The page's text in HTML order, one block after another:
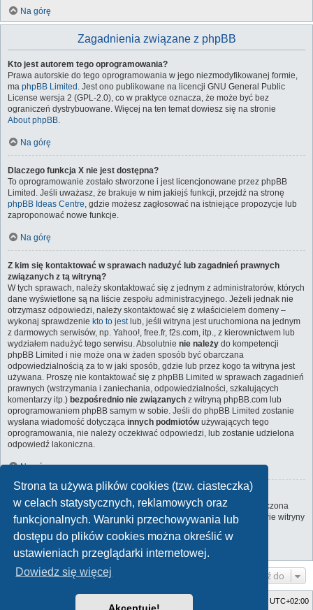
Strona ta używa plików cookies (tzw. ciasteczka)
w celach statystycznych, reklamowych oraz
funkcjonalnych. Warunki przechowywania lub
dostępu do plików cookies można określić w
ustawieniach przeglądarki internetowej.
Dowiedz się więcej
Na górę
Zagadnienia związane z phpBB
Kto jest autorem tego oprogramowania?
Prawa autorskie do tego oprogramowania w jego niezmodyfikowanej formie,
ma phpBB Limited . Jest ono publikowane na licencji GNU General Public
License wersja 2 (GPL-2.0), co w praktyce oznacza, że może być bez
ograniczeń dystrybuowane. Więcej na ten temat dowiesz się na stronie
About phpBB.
Na górę
Dlaczego funkcja X nie jest dostępna?
To oprogramowanie zostało stworzone i jest licencjonowane przez phpBB
Limited. Jeśli uważasz, że brakuje w nim jakiejś funkcji, przejdź na stronę
phpBB Ideas Centre, gdzie możesz zagłosować na istniejące propozycje lub
zaproponować nowe funkcje.
Na górę
Z kim się kontaktować w sprawach nadużyć lub zagadnień prawnych
związanych z tą witryną?
W tych sprawach, należy skontaktować się z jednym z administratorów, których
dane wyświetlone są na liście zespołu administracyjnego. Jeżeli jednak nie
otrzymasz odpowiedzi, należy skontaktować się z właścicielem domeny –
wykonaj sprawdzenie kto to jestlub, jeśli witryna jest uruchomiona na jednym
z darmowych serwisów, np. Yahoo!, free.fr, f2s.com, itp., z kierownictwem lub
wydziałem nadużyć tego serwisu. Absolutnie nie należy do kompetencji
phpBB Limited i nie może ona w żaden sposób być obarczana
odpowiedzialnością za to w jaki sposób, gdzie lub przez kogo ta witryna jest
używana. Proszę nie kontaktować się z phpBB Limited w sprawach zagadnień
prawnych (wstrzymania i zaniechania, odpowiedzialności, szkalujących
komentarzy itp.) bezpośrednio nie związanych z witryną phpBB.com lub
oprogramowaniem phpBB samym w sobie. Jeśli do phpBB Limited zostanie
wysłana wiadomość dotycząca innych podmiotówużywających tego
oprogramowania, nie należy oczekiwać odpowiedzi, lub zostanie udzielona
odpowiedź lakoniczna.
Na górę
Jak nawiązać kontakt z administratorem witryny?
Wszyscy użytkownicy witryny mogą używać – jeśli funkcja ta jest włączona
przez administratora witryny – formularza „Kontakt z nami”. Członkowie witryny
mogą także używać odnośnika „Zespół administracyjny”.
Na górę
Przejdź do
UTC+02:00